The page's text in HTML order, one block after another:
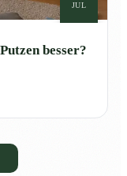
JUL
besser?